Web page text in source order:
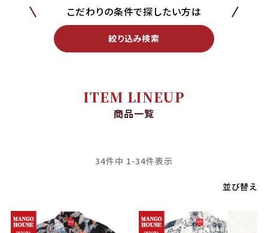
こだわりの条件で探したい方は
絞り込み検索
ITEM LINEUP
商品一覧
並び替え
34件中 1-34件表示